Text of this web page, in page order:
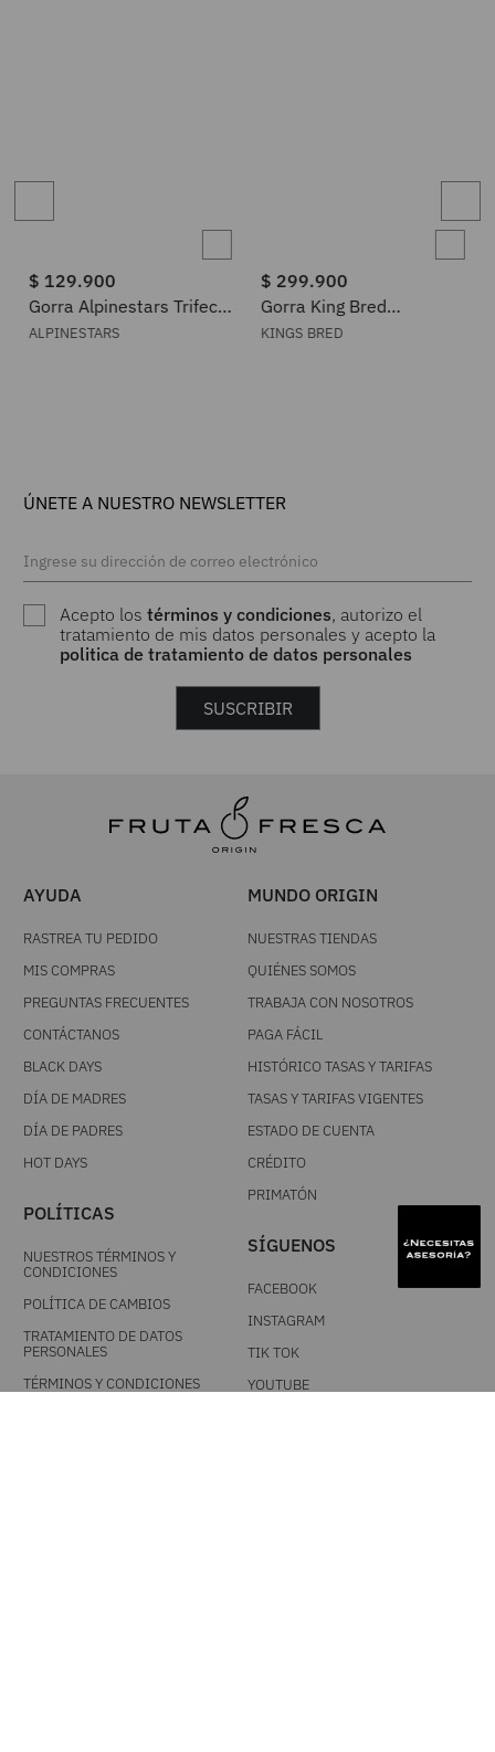
$ 129.900
Gorra Alpinestars Trifecta
Snapback
ALPINESTARS
$ 299.900
Gorra King Bred
THEOAKTOWN
KINGS BRED
ÚNETE A NUESTRO NEWSLETTER
Acepto lostérminos y condiciones, autorizo el
tratamiento de mis datos personales y acepto la
politica de tratamiento de datos personales
SUSCRIBIR
AYUDA
RASTREA TU PEDIDO
MIS COMPRAS
PREGUNTAS FRECUENTES
CONTÁCTANOS
BLACK DAYS
DÍA DE MADRES
DÍA DE PADRES
HOT DAYS
POLÍTICAS
NUESTROS TÉRMINOS Y
CONDICIONES
POLÍTICA DE CAMBIOS
TRATAMIENTO DE DATOS
PERSONALES
TÉRMINOS Y CONDICIONES
MUNDO ORIGIN
NUESTRAS TIENDAS
QUIÉNES SOMOS
TRABAJA CON NOSOTROS
PAGA FÁCIL
HISTÓRICO TASAS Y TARIFAS
TASAS Y TARIFAS VIGENTES
ESTADO DE CUENTA
CRÉDITO
PRIMATÓN
SÍGUENOS
FACEBOOK
INSTAGRAM
TIK TOK
YOUTUBE